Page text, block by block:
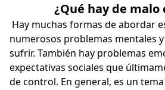
¿Qué hay de malo
Hay muchas formas de abordar
numerosos problemas mentales
sufrir. También hay problemas
expectativas sociales que
de control. En general, es un